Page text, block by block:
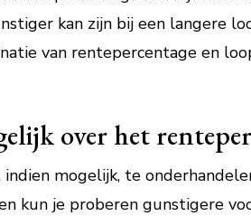
kan zijn bij een langere
van rentepercentage en
over het
mogelijk, te
kun je proberen gunstigere